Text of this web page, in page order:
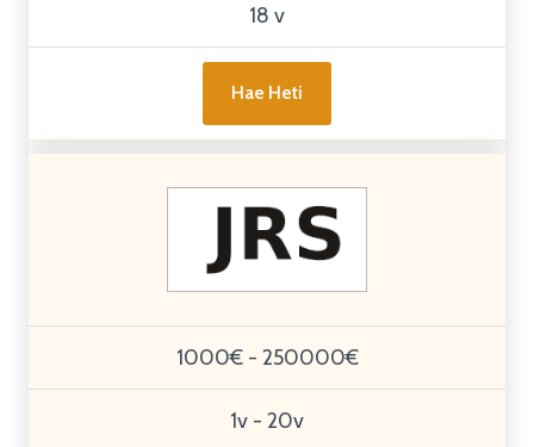
18 v
Hae Heti
1000€ - 250000€
1v - 20v